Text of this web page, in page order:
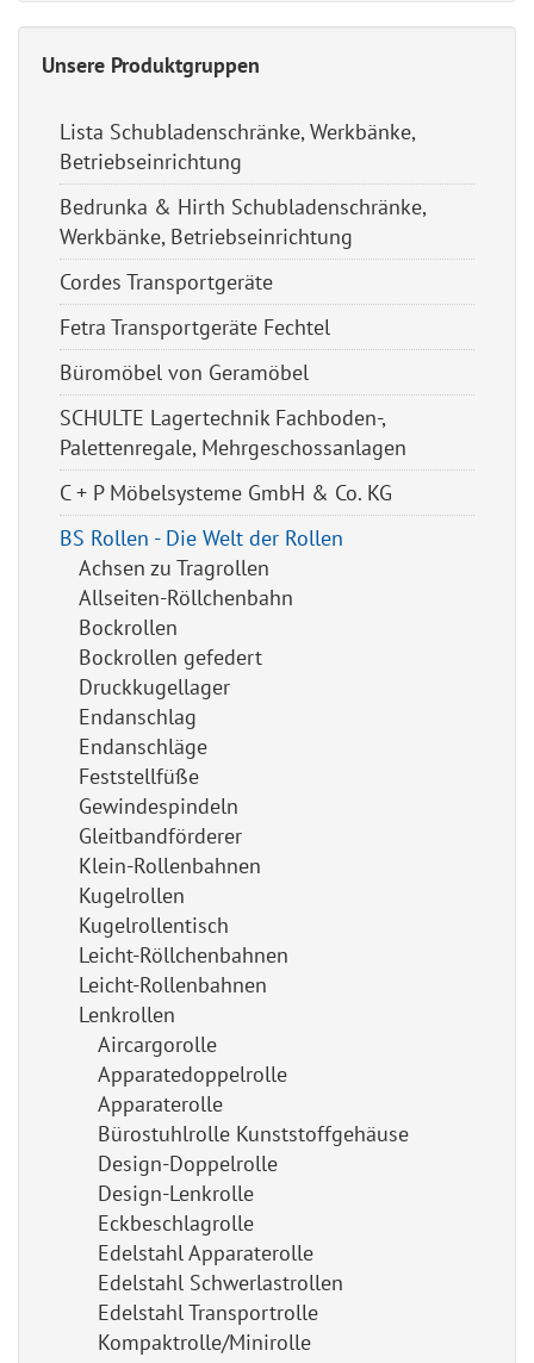
Unsere Produktgruppen
Lista Schubladenschränke, Werkbänke,
Betriebseinrichtung
Bedrunka & Hirth Schubladenschränke,
Werkbänke, Betriebseinrichtung
Cordes Transportgeräte
Fetra Transportgeräte Fechtel
Büromöbel von Geramöbel
SCHULTE Lagertechnik Fachboden-,
Palettenregale, Mehrgeschossanlagen
C + P Möbelsysteme GmbH & Co. KG
BS Rollen - Die Welt der Rollen
Achsen zu Tragrollen
Allseiten-Röllchenbahn
Bockrollen
Bockrollen gefedert
Druckkugellager
Endanschlag
Endanschläge
Feststellfüße
Gewindespindeln
Gleitbandförderer
Klein-Rollenbahnen
Kugelrollen
Kugelrollentisch
Leicht-Röllchenbahnen
Leicht-Rollenbahnen
Lenkrollen
Aircargorolle
Apparatedoppelrolle
Apparaterolle
Bürostuhlrolle Kunststoffgehäuse
Design-Doppelrolle
Design-Lenkrolle
Eckbeschlagrolle
Edelstahl Apparaterolle
Edelstahl Schwerlastrollen
Edelstahl Transportrolle
Kompaktrolle/Minirolle